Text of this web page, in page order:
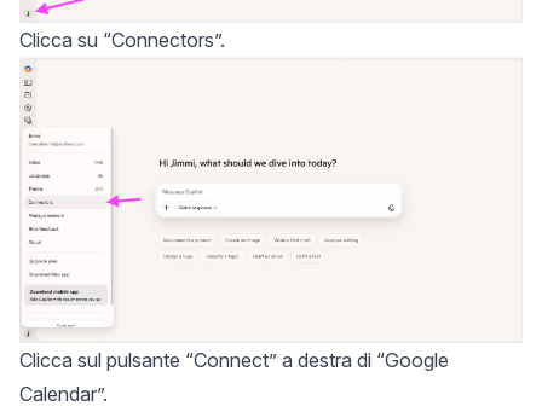
Clicca su “Connectors”.
Clicca sul pulsante “Connect” a destra di “Google
Calendar”.